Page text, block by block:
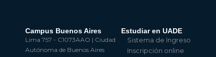
Campus Buenos Aires
Lima 757 - C1073AAO | Ciudad
Autónoma de Buenos Aires
Estudiar en UADE
Sistema de Ingreso
Inscripción online